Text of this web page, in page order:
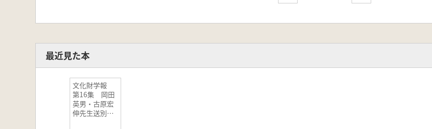
最近見た本
文化財学報
第16集 岡田
英男・古原宏
伸先生送別紀